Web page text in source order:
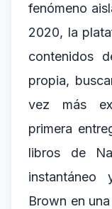
fenómeno
2020, la
contenidos
propia,
vez más
primera
libros de
Brown en